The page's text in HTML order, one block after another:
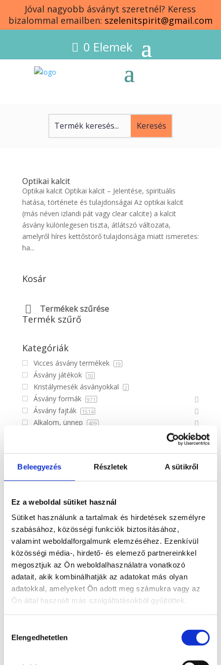
Beleegyezés Részletek A sütikről
Ez a weboldal sütiket használ
Sütiket használunk a tartalmak és hirdetések személyre
szabásához, közösségi funkciók biztosításához,
valamint weboldalforgalmunk elemzéséhez. Ezenkívül
közösségi média-, hirdető- és elemező partnereinkkel
megosztjuk az Ön weboldalhasználatra vonatkozó
adatait, akik kombinálhatják az adatokat más olyan
adatokkal, amelyeket Ön adott meg számukra vagy az
Ön által használt más szolgáltatásokból gyűjtöttek.
kiválasztása
Elengedhetetlen
Jóval nagyobb ásványt szeretnél? Keress
bizalommal emailben: szelenitspirit@gmail.com
0 Elemek
Optikai kalcit
Optikai kalcit Optikai kalcit – Jelentése, spirituális
hatása, története és tulajdonságai Az optikai kalcit
(más néven izlandi pát vagy clear calcite) a kalcit
ásvány különlegesen tiszta, átlátszó változata,
amelyről híres kettőstörő tulajdonsága miatt ismeretes:
ha...
Kosár
Termékek szűrése
Termék szűrő
Kategóriák
Vicces ásvány termékek 19
Ásvány játékok 10
Kristálymesék ásványokkal 2
Ásvány formák 971
Ásvány fajták 1514
Alkalom, ünnep 409
Nyers ásvány
Fosszíliák 67
Ajándékutalvány 1
Dekoráció 565
Ajándék ötlet 919
Hibás áru 3
Szépségápolás 72
Rendezés
Újabbak
Legolcsóbb előre
Legdrágább előre
Terméknév